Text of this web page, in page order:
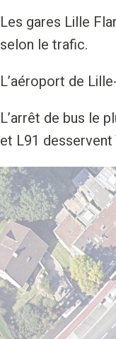
Les gares Lille
selon le trafic.
L’aéroport de
L’arrêt de bus le
et L91